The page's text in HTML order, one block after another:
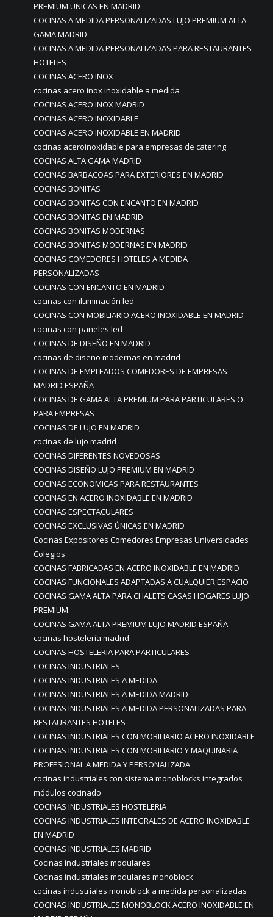
PREMIUM UNICAS EN MADRID
COCINAS A MEDIDA PERSONALIZADAS LUJO PREMIUM ALTA
GAMA MADRID
COCINAS A MEDIDA PERSONALIZADAS PARA RESTAURANTES
HOTELES
COCINAS ACERO INOX
cocinas acero inox inoxidable a medida
COCINAS ACERO INOX MADRID
COCINAS ACERO INOXIDABLE
COCINAS ACERO INOXIDABLE EN MADRID
cocinas aceroinoxidable para empresas de catering
COCINAS ALTA GAMA MADRID
COCINAS BARBACOAS PARA EXTERIORES EN MADRID
COCINAS BONITAS
COCINAS BONITAS CON ENCANTO EN MADRID
COCINAS BONITAS EN MADRID
COCINAS BONITAS MODERNAS
COCINAS BONITAS MODERNAS EN MADRID
COCINAS COMEDORES HOTELES A MEDIDA
PERSONALIZADAS
COCINAS CON ENCANTO EN MADRID
cocinas con iluminación led
COCINAS CON MOBILIARIO ACERO INOXIDABLE EN MADRID
cocinas con paneles led
COCINAS DE DISEÑO EN MADRID
cocinas de diseño modernas en madrid
COCINAS DE EMPLEADOS COMEDORES DE EMPRESAS
MADRID ESPAÑA
COCINAS DE GAMA ALTA PREMIUM PARA PARTICULARES O
PARA EMPRESAS
COCINAS DE LUJO EN MADRID
cocinas de lujo madrid
COCINAS DIFERENTES NOVEDOSAS
COCINAS DISEÑO LUJO PREMIUM EN MADRID
COCINAS ECONOMICAS PARA RESTAURANTES
COCINAS EN ACERO INOXIDABLE EN MADRID
COCINAS ESPECTACULARES
COCINAS EXCLUSIVAS ÚNICAS EN MADRID
Cocinas Expositores Comedores Empresas Universidades
Colegios
COCINAS FABRICADAS EN ACERO INOXIDABLE EN MADRID
COCINAS FUNCIONALES ADAPTADAS A CUALQUIER ESPACIO
COCINAS GAMA ALTA PARA CHALETS CASAS HOGARES LUJO
PREMIUM
COCINAS GAMA ALTA PREMIUM LUJO MADRID ESPAÑA
cocinas hostelería madrid
COCINAS HOSTELERIA PARA PARTICULARES
COCINAS INDUSTRIALES
COCINAS INDUSTRIALES A MEDIDA
COCINAS INDUSTRIALES A MEDIDA MADRID
COCINAS INDUSTRIALES A MEDIDA PERSONALIZADAS PARA
RESTAURANTES HOTELES
COCINAS INDUSTRIALES CON MOBILIARIO ACERO INOXIDABLE
COCINAS INDUSTRIALES CON MOBILIARIO Y MAQUINARIA
PROFESIONAL A MEDIDA Y PERSONALIZADA
cocinas industriales con sistema monoblocks integrados
módulos cocinado
COCINAS INDUSTRIALES HOSTELERIA
COCINAS INDUSTRIALES INTEGRALES DE ACERO INOXIDABLE
EN MADRID
COCINAS INDUSTRIALES MADRID
Cocinas industriales modulares
Cocinas industriales modulares monoblock
cocinas industriales monoblock a medida personalizadas
COCINAS INDUSTRIALES MONOBLOCK ACERO INOXIDABLE EN